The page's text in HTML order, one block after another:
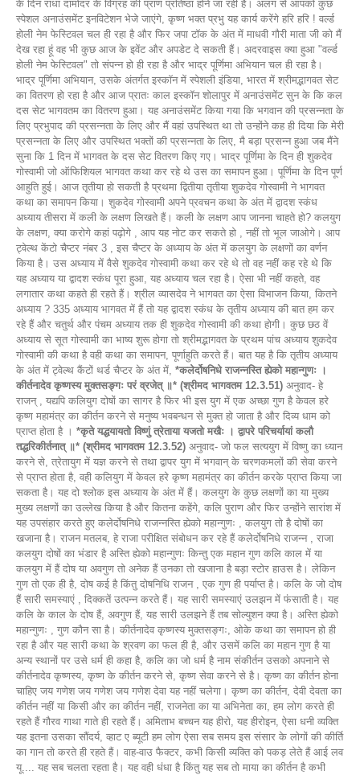
के दिन राधा दामोदर के विग्रह की प्राण प्रतिष्ठा होने जा रही है। अलग से आपको कुछ
स्पेशल अनाउंसमेंट इनविटेशन भेजे जाएंगे, कृष्ण भक्त प्रभु यह कार्य करेंगे हरि हरि ! वर्ल्ड
होली नेम फेस्टिवल चल ही रहा है और फिर जपा टॉक के अंत में माधवी गौरी माता जी को मैं
देख रहा हूं वह भी कुछ आज के इवेंट और अपडेट दे सकती हैं। अदरवाइस क्या हुआ "वर्ल्ड
होली नेम फेस्टिवल" तो संपन्न हो ही रहा है और भाद्र पूर्णिमा अभियान चल ही रहा है।
भाद्र पूर्णिमा अभियान, उसके अंतर्गत इस्कॉन में स्पेशली इंडिया, भारत में श्रीमद्भागवत सेट
का वितरण हो रहा है और आज प्रातः काल इस्कॉन शोलापुर में अनाउंसमेंट सुन के कि कल
दस सेट भागवतम का वितरण हुआ। यह अनाउंसमेंट किया गया कि भगवान की प्रसन्नता के
लिए प्रभुपाद की प्रसन्नता के लिए और मैं वहां उपस्थित था तो उन्होंने कह ही दिया कि मेरी
प्रसन्नता के लिए और उपस्थित भक्तों की प्रसन्नता के लिए, मै बड़ा प्रसन्न हुआ जब मैंने
सुना कि 1 दिन में भागवत के दस सेट वितरण किए गए। भाद्र पूर्णिमा के दिन ही शुकदेव
गोस्वामी जो ऑफिशियल भागवत कथा कर रहे थे उस का समापन हुआ। पूर्णिमा के दिन पूर्ण
आहुति हुई। आज तृतीया हो सकती है प्रथमा द्वितीया तृतीया शुकदेव गोस्वामी ने भागवत
कथा का समापन किया। शुकदेव गोस्वामी अपने प्रवचन कथा के अंत में द्वादश स्कंध
अध्याय तीसरा में कली के लक्षण लिखते हैं। कली के लक्षण आप जानना चाहते हो? कलयुग
के लक्षण, क्या करोगे कहां पढ़ोगे , आप यह नोट कर सकते हो , नहीं तो भूल जाओगे। आप
ट्वेल्थ केंटो चैप्टर नंबर 3 , इस चैप्टर के अध्याय के अंत में कलयुग के लक्षणों का वर्णन
किया है। उस अध्याय में वैसे शुकदेव गोस्वामी कथा कर रहे थे तो वह नहीं कह रहे थे कि
यह अध्याय या द्वादश स्कंध पूरा हुआ, यह अध्याय चल रहा है। ऐसा भी नहीं कहते, वह
लगातार कथा कहते ही रहते हैं। श्रील व्यासदेव ने भागवत का ऐसा विभाजन किया, कितने
अध्याय ? 335 अध्याय भागवत में हैं तो यह द्वादश स्कंध के तृतीय अध्याय की बात हम कर
रहे हैं और चतुर्थ और पंचम अध्याय तक ही शुकदेव गोस्वामी की कथा होगी। कुछ छठ वें
अध्याय से सूत गोस्वामी का भाष्य शुरू होगा तो श्रीमद्भागवत के प्रथम पांच अध्याय शुकदेव
गोस्वामी की कथा है वही कथा का समापन, पूर्णाहुति करते हैं। बात यह है कि तृतीय अध्याय
के अंत में ट्वेल्थ कैंटों थर्ड चैप्टर के अंत में, *कलेर्दोषनिधे राजन्नस्ति ह्येको महान्गुणः ।
कीर्तनादेव कृष्णस्य मुक्तसङ्गः परं व्रजेत् ॥* (श्रीमद भागवतम 12.3.51) अनुवाद- हे
राजन् , यद्यपि कलियुग दोषों का सागर है फिर भी इस युग में एक अच्छा गुण है केवल हरे
कृष्ण महामंत्र का कीर्तन करने से मनुष्य भवबन्धन से मुक्त हो जाता है और दिव्य धाम को
प्राप्त होता है । *कृते यद्धयायतो विष्णुं त्रेताया यजतो मखैः । द्वापरे परिचर्यायां कलौ
तद्धरिकीर्तनात् ॥* (श्रीमद भागवतम 12.3.52) अनुवाद- जो फल सत्ययुग में विष्णु का ध्यान
करने से, त्रेतायुग में यज्ञ करने से तथा द्वापर युग में भगवान् के चरणकमलों की सेवा करने
से प्राप्त होता है, वही कलियुग में केवल हरे कृष्ण महामंत्र का कीर्तन करके प्राप्त किया जा
सकता है। यह दो श्लोक इस अध्याय के अंत में हैं। कलयुग के कुछ लक्षणों का या मुख्य
मुख्य लक्षणों का उल्लेख किया है और कितना कहेंगे, कलि पुराण और फिर उन्होंने सारांश में
यह उपसंहार करते हुए कलेर्दोषनिधे राजन्नस्ति ह्येको महान्गुणः , कलयुग तो है दोषों का
खजाना है। राजन मतलब, हे राजा परीक्षित संबोधन कर रहे हैं कलेर्दोषनिधे राजन्न , राजा
कलयुग दोषों का भंडार है अस्ति ह्येको महान्गुणः किन्तु एक महान गुण कलि काल में या
कलयुग में हैं दोष या अवगुण तो अनेक हैं उनका तो खजाना है बड़ा स्टोर हाउस है। लेकिन
गुण तो एक ही है, दोष कई है किंतु दोषनिधि राजन , एक गुण ही पर्याप्त है। कलि के जो दोष
हैं सारी समस्याएं , दिक्कतें उत्पन्न करते हैं। यह सारी समस्याएं उलझन में फंसाती है। यह
कलि के काल के दोष हैं, अवगुण हैं, यह सारी उलझने हैं तब सोल्युशन क्या है। अस्ति ह्येको
महान्गुणः , गुण कौन सा है। कीर्तनादेव कृष्णस्य मुक्तसङ्गः, ओके कथा का समापन हो ही
रहा है और यह सारी कथा के श्रवण का फल ही है, और उसमें कलि का महान गुण है या
अन्य स्थानों पर उसे धर्म ही कहा है, कलि का जो धर्म है नाम संकीर्तन उसको अपनाने से
कीर्तनादेव कृष्णस्य, कृष्ण के कीर्तन करने से, कृष्ण सेवा करने से है। कृष्ण का कीर्तन होना
चाहिए जय गणेश जय गणेश जय गणेश देवा यह नहीं चलेगा। कृष्ण का कीर्तन, देवी देवता का
कीर्तन नहीं या किसी और का कीर्तन नहीं, राजनेता का या अभिनेता का, हम लोग करते ही
रहते हैं गौरव गाथा गाते ही रहते हैं। अमिताभ बच्चन यह हीरो, यह हीरोइन, ऐसा धनी व्यक्ति
यह इतना उसका सौंदर्य, व्हाट ए ब्यूटी हम लोग ऐसा सब समय इस संसार के लोगों की कीर्ति
का गान तो करते ही रहते हैं। वाह-वाउ फैक्टर, कभी किसी व्यक्ति को पकड़ लेते हैं आई लव
यू.... यह सब चलता रहता है। यह वही धंधा है किंतु यह सब तो माया का कीर्तन है कभी